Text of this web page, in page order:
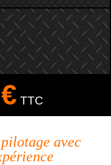
TTC
avec